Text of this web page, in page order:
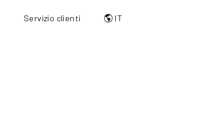
Servizio clienti IT